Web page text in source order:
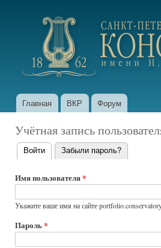
Главное меню
Главная ВКР Форум
Учётная запись
Главные
вкладки
Войти (активная вкладка)
Забыли пароль?
Имя пользователя*
Укажите ваше имя на сайте
Пароль*